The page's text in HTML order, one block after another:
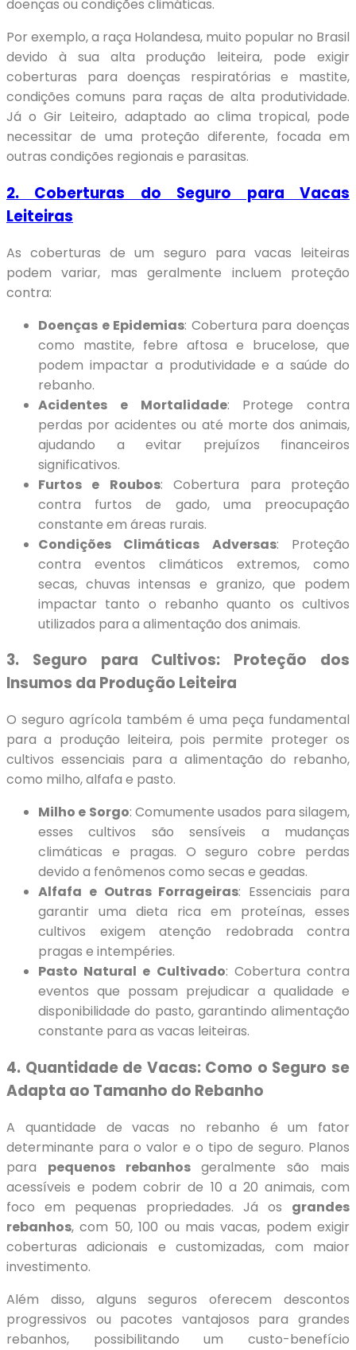
doenças ou condições climáticas.
Por exemplo, a raça Holandesa, muito popular no Brasil
devido à sua alta produção leiteira, pode exigir
coberturas para doenças respiratórias e mastite,
condições comuns para raças de alta produtividade.
Já o Gir Leiteiro, adaptado ao clima tropical, pode
necessitar de uma proteção diferente, focada em
outras condições regionais e parasitas.
2. Coberturas do Seguro para Vacas
Leiteiras
As coberturas de um seguro para vacas leiteiras
podem variar, mas geralmente incluem proteção
contra:
Doenças e Epidemias: Cobertura para doenças
como mastite, febre aftosa e brucelose, que
podem impactar a produtividade e a saúde do
rebanho.
Acidentes e Mortalidade: Protege contra
perdas por acidentes ou até morte dos animais,
ajudando a evitar prejuízos financeiros
significativos.
Furtos e Roubos: Cobertura para proteção
contra furtos de gado, uma preocupação
constante em áreas rurais.
Condições Climáticas Adversas: Proteção
contra eventos climáticos extremos, como
secas, chuvas intensas e granizo, que podem
impactar tanto o rebanho quanto os cultivos
utilizados para a alimentação dos animais.
3. Seguro para Cultivos: Proteção dos
Insumos da Produção Leiteira
O seguro agrícola também é uma peça fundamental
para a produção leiteira, pois permite proteger os
cultivos essenciais para a alimentação do rebanho,
como milho, alfafa e pasto.
Milho e Sorgo: Comumente usados para silagem,
esses cultivos são sensíveis a mudanças
climáticas e pragas. O seguro cobre perdas
devido a fenômenos como secas e geadas.
Alfafa e Outras Forrageiras: Essenciais para
garantir uma dieta rica em proteínas, esses
cultivos exigem atenção redobrada contra
pragas e intempéries.
Pasto Natural e Cultivado: Cobertura contra
eventos que possam prejudicar a qualidade e
disponibilidade do pasto, garantindo alimentação
constante para as vacas leiteiras.
4. Quantidade de Vacas: Como o Seguro se
Adapta ao Tamanho do Rebanho
A quantidade de vacas no rebanho é um fator
determinante para o valor e o tipo de seguro. Planos
para pequenos rebanhosgeralmente são mais
acessíveis e podem cobrir de 10 a 20 animais, com
foco em pequenas propriedades. Já os grandes
rebanhos, com 50, 100 ou mais vacas, podem exigir
coberturas adicionais e customizadas, com maior
investimento.
Além disso, alguns seguros oferecem descontos
progressivos ou pacotes vantajosos para grandes
rebanhos, possibilitando um custo-benefício